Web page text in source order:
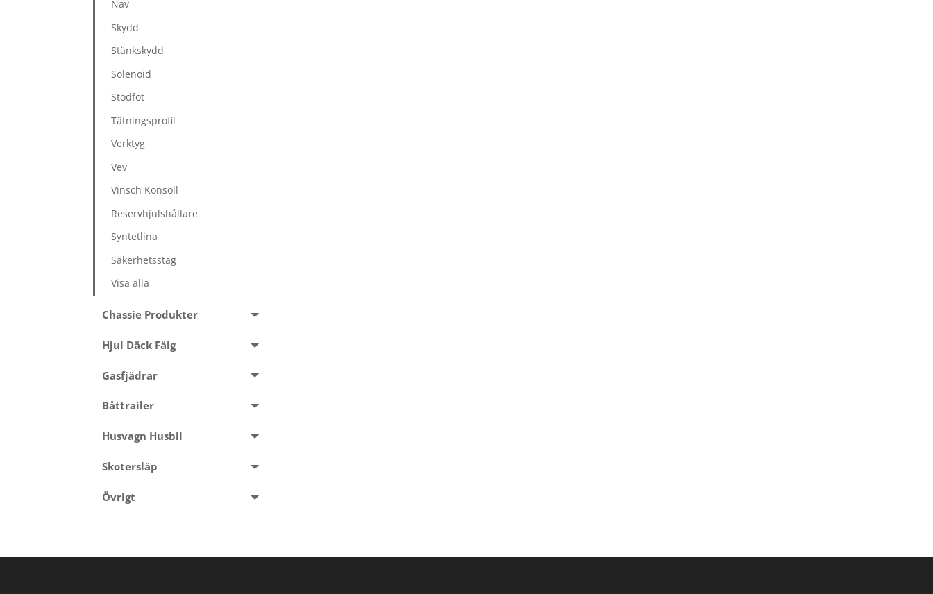
Nav
Skydd
Stänkskydd
Solenoid
Stödfot
Tätningsprofil
Verktyg
Vev
Vinsch Konsoll
Reservhjulshållare
Syntetlina
Säkerhetsstag
Visa alla
Chassie Produkter
Hjul Däck Fälg
Gasfjädrar
Båttrailer
Husvagn Husbil
Skotersläp
Övrigt